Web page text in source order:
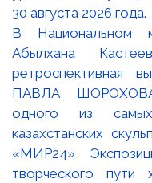
В Национальном
Абылхана
ПАВЛА
одного из самых
казахстанских
«МИР24»
творческого пути